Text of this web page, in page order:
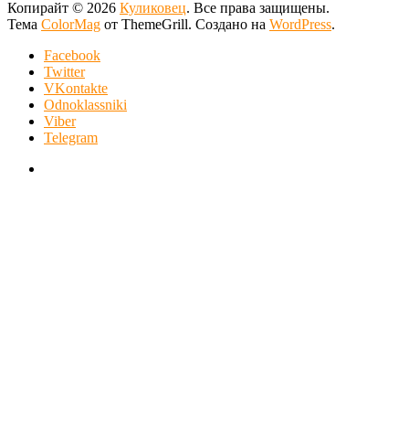
Копирайт © 2026 Куликовец. Все права защищены.
Тема ColorMag от ThemeGrill. Создано на WordPress.
Facebook
Twitter
VKontakte
Odnoklassniki
Viber
Telegram